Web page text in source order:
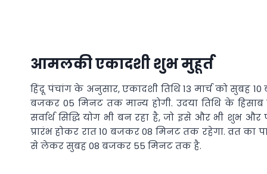
आमलकी एकादशी शुभ मुहूर्त
हिंदू पंचांग के अनुसार, एकादशी तिथि 13 मार्च को सुबह
बजकर 05 मिनट तक मान्य होगी. उदया तिथि के
सर्वार्थ सिद्धि योग भी बन रहा है, जो इसे और भी शुभ
प्रारंभ होकर रात 10 बजकर 08 मिनट तक रहेगा. व्रत
से लेकर सुबह 08 बजकर 55 मिनट तक है.